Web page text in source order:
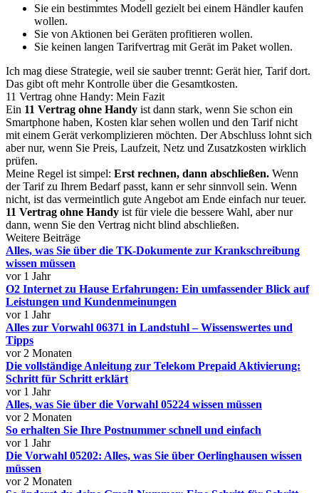
Sie ein bestimmtes Modell gezielt bei einem Händler kaufen
wollen.
Sie von Aktionen bei Geräten profitieren wollen.
Sie keinen langen Tarifvertrag mit Gerät im Paket wollen.
Ich mag diese Strategie, weil sie sauber trennt: Gerät hier, Tarif dort.
Das gibt oft mehr Kontrolle über die Gesamtkosten.
11 Vertrag ohne Handy: Mein Fazit
Ein 11 Vertrag ohne Handy ist dann stark, wenn Sie schon ein
Smartphone haben, Kosten klar sehen wollen und den Tarif nicht
mit einem Gerät verkomplizieren möchten. Der Abschluss lohnt sich
aber nur, wenn Sie Preis, Laufzeit, Netz und Zusatzkosten wirklich
prüfen.
Meine Regel ist simpel: Erst rechnen, dann abschließen. Wenn
der Tarif zu Ihrem Bedarf passt, kann er sehr sinnvoll sein. Wenn
nicht, ist das vermeintlich gute Angebot am Ende einfach nur teuer.
11 Vertrag ohne Handy ist für viele die bessere Wahl, aber nur
dann, wenn Sie den Vertrag nicht blind abschließen.
Weitere Beiträge
Alles, was Sie über die TK-Dokumente zur Krankschreibung
wissen müssen
vor 1 Jahr
O2 Internet zu Hause Erfahrungen: Ein umfassender Blick auf
Leistungen und Kundenmeinungen
vor 1 Jahr
Alles zur Vorwahl 06371 in Landstuhl – Wissenswertes und
Tipps
vor 2 Monaten
Die vollständige Anleitung zur Telekom Prepaid Aktivierung:
Schritt für Schritt erklärt
vor 1 Jahr
Alles, was Sie über die Vorwahl 05224 wissen müssen
vor 2 Monaten
So erhalten Sie Ihre Postnummer schnell und einfach
vor 1 Jahr
Die Vorwahl 05202: Alles, was Sie über Oerlinghausen wissen
müssen
vor 2 Monaten